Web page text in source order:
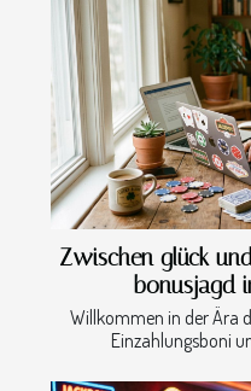
Zwischen glück
bonusjagd
Willkommen in der Ära
Einzahlungsboni